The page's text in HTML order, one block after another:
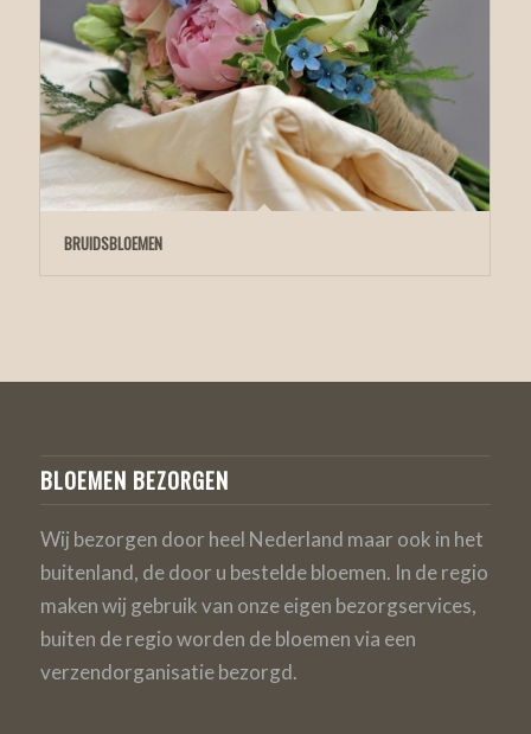
BRUIDSBLOEMEN
BLOEMEN BEZORGEN
Wij bezorgen door heel Nederland maar ook in het
buitenland, de door u bestelde bloemen. In de regio
maken wij gebruik van onze eigen bezorgservices,
buiten de regio worden de bloemen via een
verzendorganisatie bezorgd.